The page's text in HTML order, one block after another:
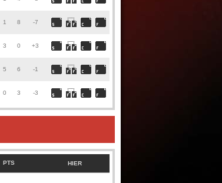
1 8 -7
3 0 +3
5 6 -1
0 3 -3
PTS HIER